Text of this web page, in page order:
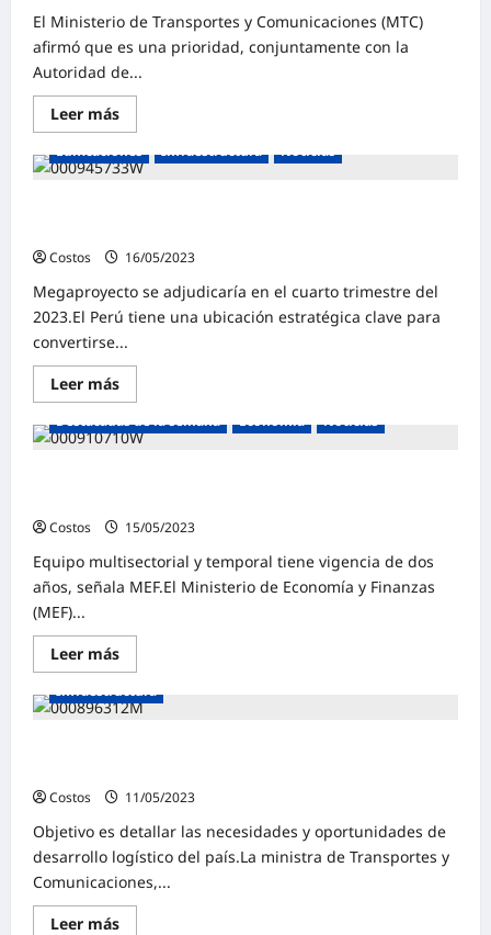
El Ministerio de Transportes y Comunicaciones (MTC)
afirmó que es una prioridad, conjuntamente con la
Autoridad de...
Leer más
Construcción
Edificaciones
Infraestructura Noticias
Costos
16/05/2023
Megaproyecto se adjudicaría en el cuarto trimestre del
2023.El Perú tiene una ubicación estratégica clave para
convertirse...
Leer más
Destacadas de la semana Economía Noticias
Costos
15/05/2023
Equipo multisectorial y temporal tiene vigencia de dos
años, señala MEF.El Ministerio de Economía y Finanzas
(MEF)...
Leer más
Construcción
Infraestructura
Costos
11/05/2023
Objetivo es detallar las necesidades y oportunidades de
desarrollo logístico del país.La ministra de Transportes y
Comunicaciones,...
Leer más
Destacadas de la semana